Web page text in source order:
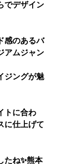
でデザイン
感のあるバ
アムジャン
ジングが魅
トに合わ
に仕上げて
たね✨熊本